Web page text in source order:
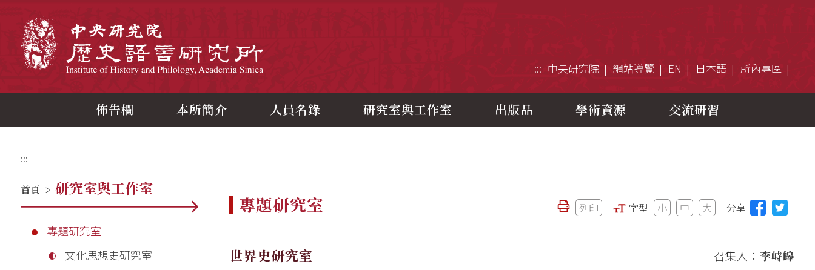
::: 中央研究院 網站導覽 EN 日本語 所內專區
佈告欄 本所簡介 人員名錄 研究室與工作室 出版品 學術資源 交流研習
:::
首頁 > 研究室與工作室
專題研究室
文化思想史研究室
專題研究室 列印 字型 小 中 大 分享
世界史研究室 召集人：李峙皞